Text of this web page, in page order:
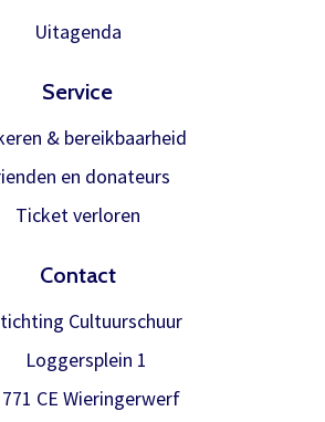
te doen en zodra die
Uitagenda
Service
& bereikbaarheid
en donateurs
Ticket verloren
Contact
Cultuurschuur
Loggersplein 1
CE Wieringerwerf